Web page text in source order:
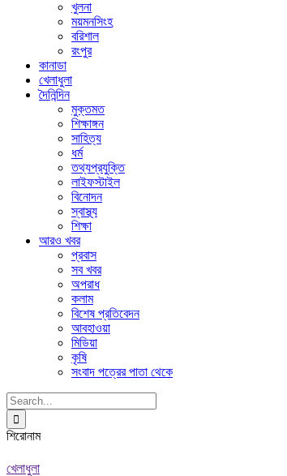
খুলনা
ময়মনসিংহ
বরিশাল
রংপুর
কানাডা
খেলাধুলা
দৈনিন্দিন
মুক্তমত
শিক্ষাঙ্গন
সাহিত্য
ধর্ম
তথ্যপ্রযুক্তি
লাইফস্টাইল
বিনোদন
স্বাস্থ্য
শিক্ষা
আরও খবর
প্রবাস
সব খবর
অপরাধ
কলাম
বিশেষ প্রতিবেদন
আবহাওয়া
মিডিয়া
কৃষি
সংবাদ পত্রের পাতা থেকে
Search
for:
শিরোনাম
খেলাধুলা